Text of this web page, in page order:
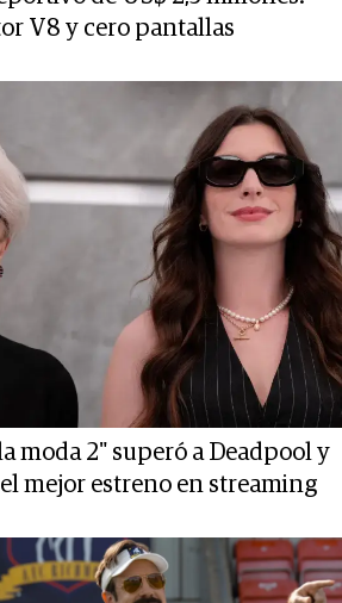
V8 y cero pantallas
moda 2" superó a Deadpool y
mejor estreno en streaming